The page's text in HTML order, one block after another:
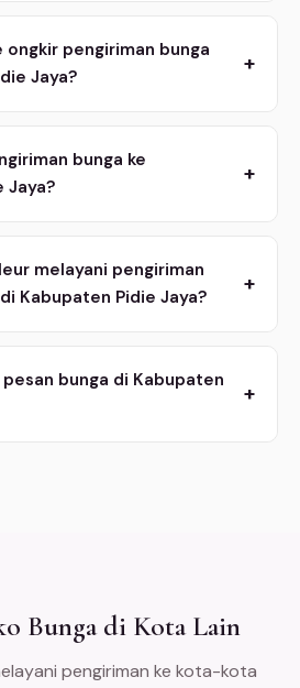
ongkir pengiriman bunga
Jaya?
+
bunga ke
Jaya?
+
melayani pengiriman
Kabupaten Pidie Jaya?
+
bunga di Kabupaten
+
Bunga di Kota Lain
pengiriman ke kota-kota